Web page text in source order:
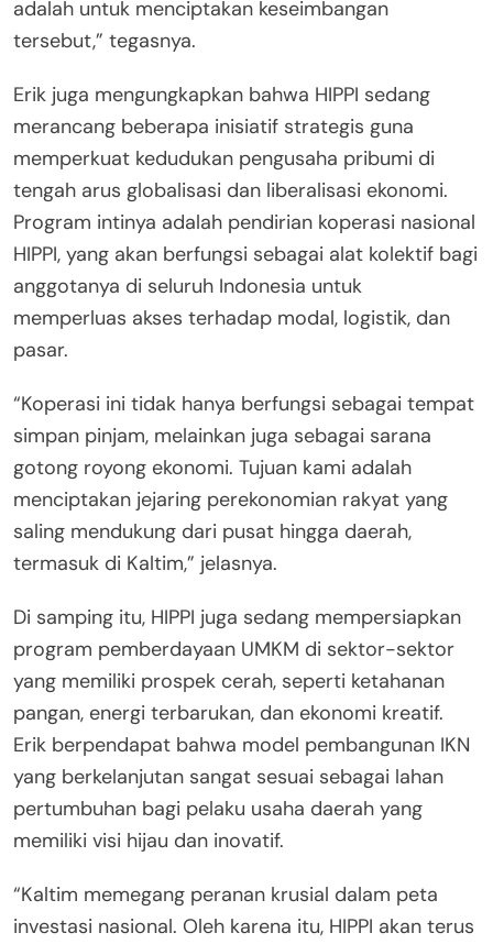
adalah untuk menciptakan keseimbangan
tersebut,” tegasnya.
Erik juga mengungkapkan bahwa HIPPI sedang
merancang beberapa inisiatif strategis guna
memperkuat kedudukan pengusaha pribumi di
tengah arus globalisasi dan liberalisasi ekonomi.
Program intinya adalah pendirian koperasi nasional
HIPPI, yang akan berfungsi sebagai alat kolektif bagi
anggotanya di seluruh Indonesia untuk
memperluas akses terhadap modal, logistik, dan
pasar.
“Koperasi ini tidak hanya berfungsi sebagai tempat
simpan pinjam, melainkan juga sebagai sarana
gotong royong ekonomi. Tujuan kami adalah
menciptakan jejaring perekonomian rakyat yang
saling mendukung dari pusat hingga daerah,
termasuk di Kaltim,” jelasnya.
Di samping itu, HIPPI juga sedang mempersiapkan
program pemberdayaan UMKM di sektor-sektor
yang memiliki prospek cerah, seperti ketahanan
pangan, energi terbarukan, dan ekonomi kreatif.
Erik berpendapat bahwa model pembangunan IKN
yang berkelanjutan sangat sesuai sebagai lahan
pertumbuhan bagi pelaku usaha daerah yang
memiliki visi hijau dan inovatif.
“Kaltim memegang peranan krusial dalam peta
investasi nasional. Oleh karena itu, HIPPI akan terus